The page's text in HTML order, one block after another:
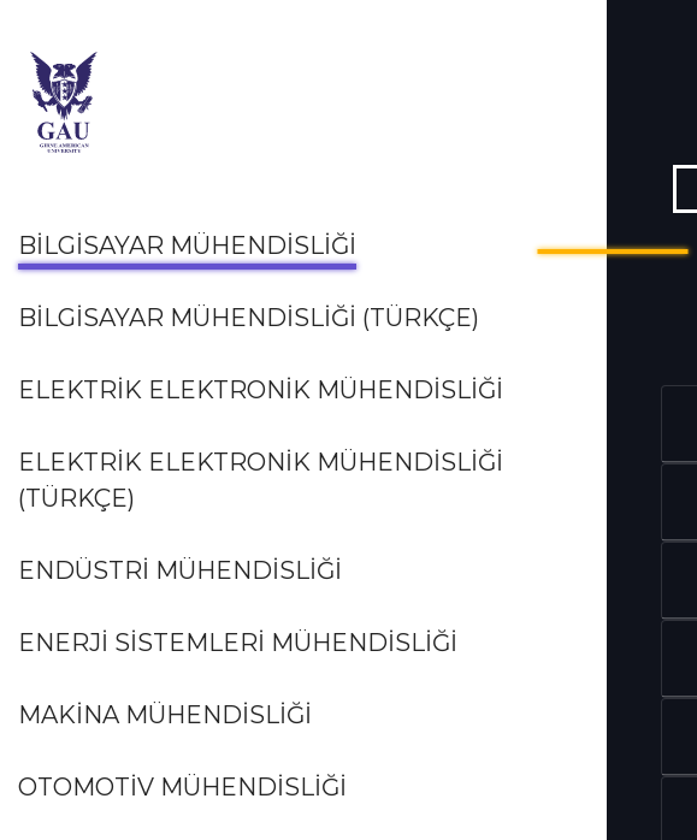
BİLGİSAYAR MÜHENDİSLİĞİ
BİLGİSAYAR MÜHENDİSLİĞİ (TÜRKÇE)
ELEKTRİK ELEKTRONİK MÜHENDİSLİĞİ
ELEKTRİK ELEKTRONİK MÜHENDİSLİĞİ
(TÜRKÇE)
ENDÜSTRİ MÜHENDİSLİĞİ
ENERJI SISTEMLERI MÜHENDISLIĞI
MAKİNA MÜHENDİSLİĞİ
OTOMOTİV MÜHENDİSLİĞİ